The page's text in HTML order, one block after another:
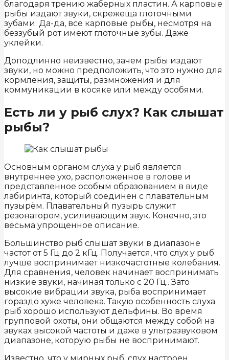
благодаря трению жаберных пластин. А карповые
рыбы издают звуки, скрежеща глоточными
зубами. Да-да, все карповые рыбы, несмотря на
беззубый рот имеют глоточные зубы. Даже
уклейки.
Доподлинно неизвестно, зачем рыбы издают
звуки, но можно предположить, что это нужно для
кормления, защиты, размножения и для
коммуникации в косяке или между особями.
Есть ли у рыб слух? Как слышат
рыбы?
Основным органом слуха у рыб является
внутреннее ухо, расположенное в голове и
представленное особым образованием в виде
лабиринта, который соединен с плавательным
пузырём. Плавательный пузырь служит
резонатором, усиливающим звук. Конечно, это
весьма упрощенное описание.
Большинство рыб слышат звуки в диапазоне
частот от 5 Гц до 2 кГц. Получается, что слух у рыб
лучше воспринимает низкочастотные колебания.
Для сравнения, человек начинает воспринимать
низкие звуки, начиная только с 20 Гц.. Зато
высокие вибрации звука, рыба воспринимает
гораздо хуже человека. Такую особенность слуха
рыб хорошо используют дельфины. Во время
групповой охоты, они общаются между собой на
звуках высокой частоты и даже в ультразвуковом
диапазоне, которую рыбы не воспринимают.